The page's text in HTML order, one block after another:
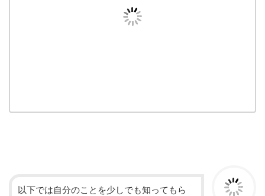
以下では自分のことを少しでも知ってもら